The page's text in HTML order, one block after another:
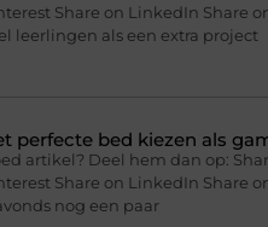
Share on LinkedIn Share
leerlingen als een extra project
perfecte bed kiezen als
artikel? Deel hem dan op:
Share on LinkedIn Share
nog een paar